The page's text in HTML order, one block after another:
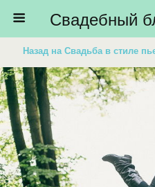
Назад на Свадьба в стиле